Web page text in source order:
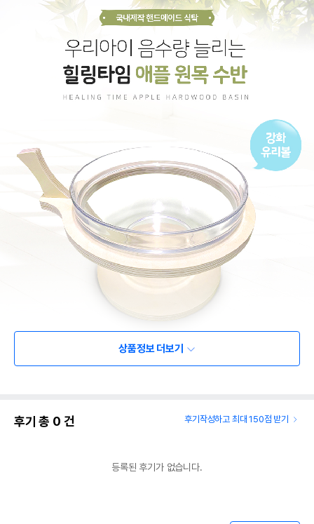
상품정보 더보기
후기 총 0 건 후기작성하고 최대 150점 받기
등록된 후기가 없습니다.